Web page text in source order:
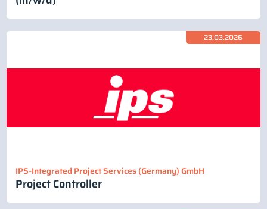
23.03.2026
IPS-Integrated Project Services (Germany) GmbH
Project Controller